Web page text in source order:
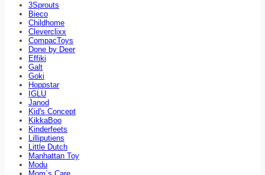
3Sprouts
Bieco
Childhome
Cleverclixx
CompacToys
Done by Deer
Effiki
Galt
Goki
Hoppstar
IGLU
Janod
Kid's Concept
KikkaBoo
Kinderfeets
Lilliputiens
Little Dutch
Manhattan Toy
Modu